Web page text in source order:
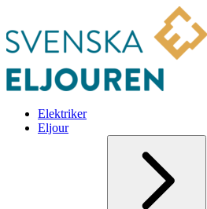
Elektriker
Eljour